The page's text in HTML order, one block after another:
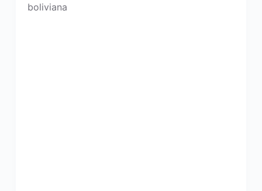
boliviana